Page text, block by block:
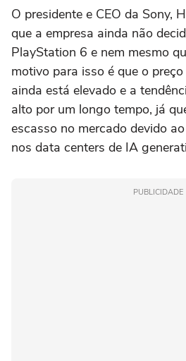
O presidente e CEO da Sony,
que a empresa ainda não
PlayStation 6 e nem mesmo
motivo para isso é que o
ainda está elevado e a
alto por um longo tempo, já
escasso no mercado devido
nos data centers de IA
PUBLICIDADE